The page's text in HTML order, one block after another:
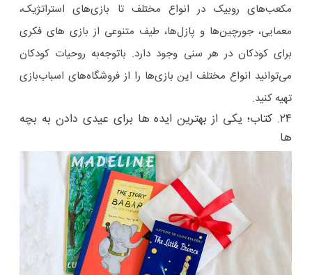
مکعب‌های روبیک در انواع مختلف تا بازی‌های استراتژیک،
معمایی، جورچین‌ها و پازل‌ها، طیف متنوعی از بازی های فکری
برای کودکان در هر سنی وجود دارد. باتوجه‌به روحیات کودکان
می‌توانید انواع مختلف این بازی‌ها را از فروشگاه‌های اسباب‌بازی
تهیه کنید.
۲۴. کتاب؛ یکی از بهترین ایده ها برای عیدی دادن به بچه
ها